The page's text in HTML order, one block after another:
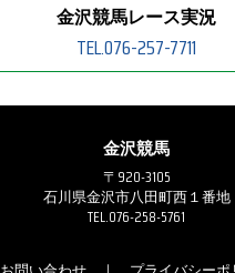
金沢競馬レース実況
TEL.076-257-7711
金沢競馬
〒920-3105
石川県金沢市八田町西１番地
TEL.076-258-5761